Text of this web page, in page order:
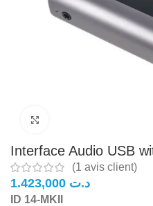
Interface Audio USB
(1 avis client)
د.ت
ID 14-MKII